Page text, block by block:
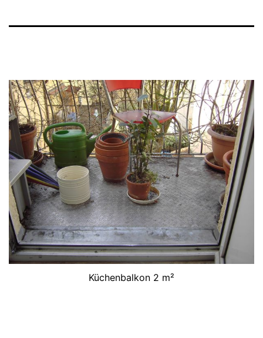
Küchenbalkon 2 m²